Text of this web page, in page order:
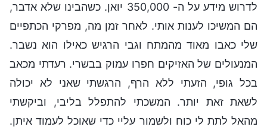
לדרוש מידע על ה- 350,000 יואן. כשהבינו שלא אדבר,
הם המשיכו לענות אותי. לאחר זמן מה, מפרקי הכתפיים
שלי כאבו מאוד מהמתח וגבי הרגיש כאילו הוא נשבר.
המנעולים של האזיקים חפרו עמוק בבשרי. רעדתי מכאב
בכל גופי, הזעתי ללא הרף, הרגשתי שאני לא יכולה
לשאת זאת יותר. המשכתי להתפלל בליבי, וביקשתי
מהאל לתת לי כוח ולשמור עליי כדי שאוכל לעמוד איתן.